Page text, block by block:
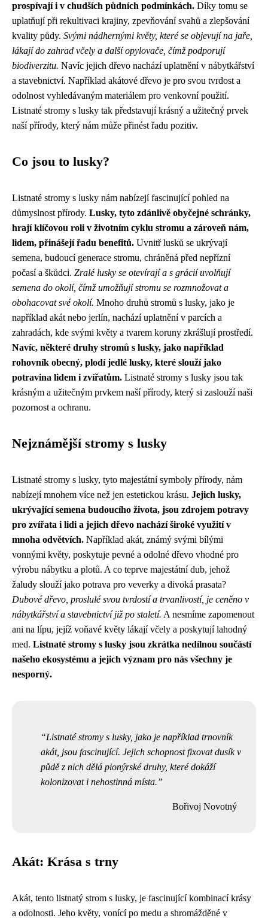
prospívají i v chudších půdních podmínkách. Díky tomu se
uplatňují při rekultivaci krajiny, zpevňování svahů a zlepšování
kvality půdy. Svými nádhernými květy, které se objevují na jaře,
lákají do zahrad včely a další opylovače, čímž podporují
biodiverzitu. Navíc jejich dřevo nachází uplatnění v nábytkářství
a stavebnictví. Například akátové dřevo je pro svou tvrdost a
odolnost vyhledávaným materiálem pro venkovní použití.
Listnaté stromy s lusky tak představují krásný a užitečný prvek
naší přírody, který nám může přinést řadu pozitiv.
Co jsou to lusky?
Listnaté stromy s lusky nám nabízejí fascinující pohled na
důmyslnost přírody. Lusky, tyto zdánlivě obyčejné schránky,
hrají klíčovou roli v životním cyklu stromu a zároveň nám,
lidem, přinášejí řadu benefitů. Uvnitř lusků se ukrývají
semena, budoucí generace stromu, chráněná před nepřízní
počasí a škůdci. Zralé lusky se otevírají a s grácií uvolňují
semena do okolí, čímž umožňují stromu se rozmnožovat a
obohacovat své okolí. Mnoho druhů stromů s lusky, jako je
například akát nebo jerlín, nachází uplatnění v parcích a
zahradách, kde svými květy a tvarem koruny zkrášlují prostředí.
Navíc, některé druhy stromů s lusky, jako například
rohovník obecný, plodí jedlé lusky, které slouží jako
potravina lidem i zvířatům. Listnaté stromy s lusky jsou tak
krásným a užitečným prvkem naší přírody, který si zaslouží naši
pozornost a ochranu.
Nejznámější stromy s lusky
Listnaté stromy s lusky, tyto majestátní symboly přírody, nám
nabízejí mnohem více než jen estetickou krásu. Jejich lusky,
ukrývající semena budoucího života, jsou zdrojem potravy
pro zvířata i lidi a jejich dřevo nachází široké využití v
mnoha odvětvích. Například akát, známý svými bílými
vonnými květy, poskytuje pevné a odolné dřevo vhodné pro
výrobu nábytku a plotů. A co teprve majestátní dub, jehož
žaludy slouží jako potrava pro veverky a divoká prasata?
Dubové dřevo, proslulé svou tvrdostí a trvanlivostí, je ceněno v
nábytkářství a stavebnictví již po staletí. A nesmíme zapomenout
ani na lípu, jejíž voňavé květy lákají včely a poskytují lahodný
med. Listnaté stromy s lusky jsou zkrátka nedílnou součástí
našeho ekosystému a jejich význam pro nás všechny je
nesporný.
Listnaté stromy s lusky, jako je například trnovník
akát, jsou fascinující. Jejich schopnost fixovat dusík v
půdě z nich dělá pionýrské druhy, které dokáží
kolonizovat i nehostinná místa.
Bořivoj Novotný
Akát: Krása s trny
Akát, tento listnatý strom s lusky, je fascinující kombinací krásy
a odolnosti. Jeho květy, vonící po medu a shromážděné v